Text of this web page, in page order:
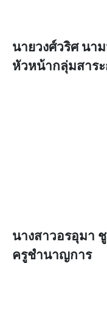
นายวงศ์วริศ นา
หัวหน้ากลุ่มสาระ
นางสาวอรอุมา
ครูชำนาญการ